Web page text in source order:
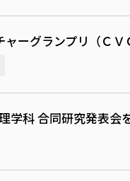
ーグランプリ（Ｃ
学科 合同研究発表会